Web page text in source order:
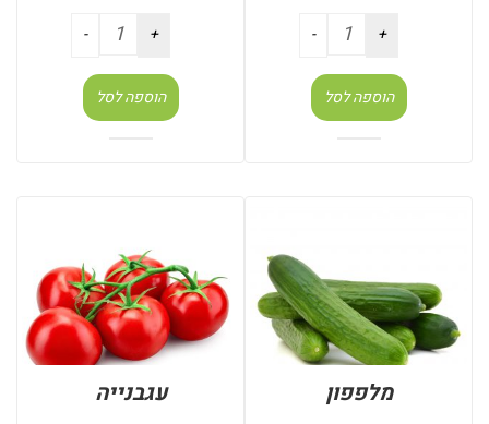
הוספה לסל הוספה לסל
מלפפון עגבנייה